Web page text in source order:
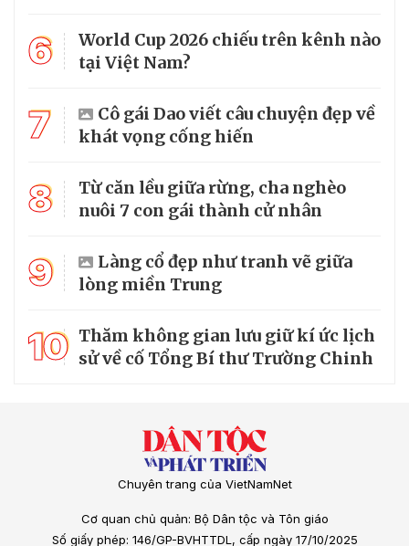
6
World Cup 2026 chiếu trên kênh nào
tại Việt Nam?
7
Cô gái Dao viết câu chuyện đẹp về
khát vọng cống hiến
8
Từ căn lều giữa rừng, cha nghèo
nuôi 7 con gái thành cử nhân
9
Làng cổ đẹp như tranh vẽ giữa
lòng miền Trung
10 Thăm không gian lưu giữ kí ức lịch
sử về cố Tổng Bí thư Trường Chinh
Chuyên trang của VietNamNet
Cơ quan chủ quản: Bộ Dân tộc và Tôn giáo
Số giấy phép: 146/GP-BVHTTDL, cấp ngày 17/10/2025